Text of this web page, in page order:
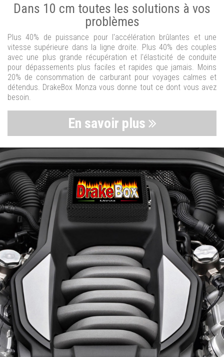
Dans 10 cm toutes les solutions à vos
problèmes
Plus 40% de puissance pour l'accélération brûlantes et une
vitesse supérieure dans la ligne droite. Plus 40% des couples
avec une plus grande récupération et l'élasticité de conduite
pour dépassements plus faciles et rapides que jamais. Moins
20% de consommation de carburant pour voyages calmes et
détendus. DrakeBox Monza vous donne tout ce dont vous avez
besoin.
En savoir plus